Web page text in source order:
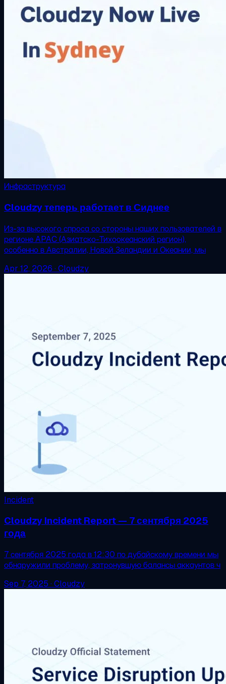
Инфраструктура
Cloudzy теперь работает в Сиднее
Из-за высокого спроса со стороны наших пользователей в
регионе APAC (Азиатско-Тихоокеанский регион),
особенно в Австралии, Новой Зеландии и Океании, мы
Apr 12, 2026 · Cloudzy
Incident
Cloudzy Incident Report — 7 сентября 2025
года
7 сентября 2025 года в 12:30 по дубайскому времени мы
обнаружили проблему, затронувшую балансы аккаунтов ч
Sep 7, 2025 · Cloudzy